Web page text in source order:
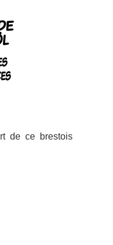
de ce brestois